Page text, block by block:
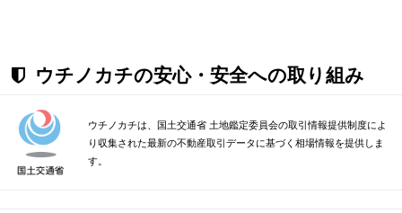
ウチノカチの安心・安全への取り組み
ウチノカチは、国土交通省 土地鑑定委員会の取引情報提供制度によ
り収集された最新の不動産取引データに基づく相場情報を提供しま
す。